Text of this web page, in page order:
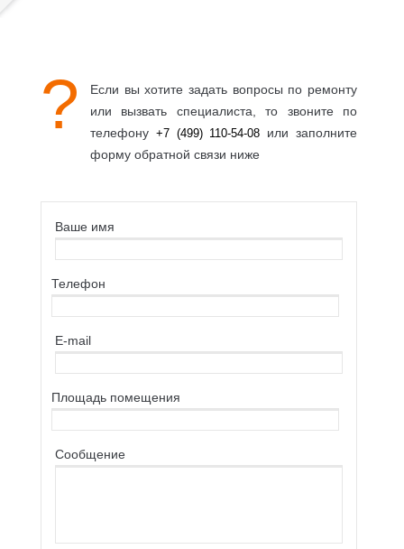
?
Если вы хотите задать вопросы по ремонту
или вызвать специалиста, то звоните по
телефону +7 (499) 110-54-08 или заполните
форму обратной связи ниже
Ваше имя
Телефон
E-mail
Площaдь помещения
Сообщение